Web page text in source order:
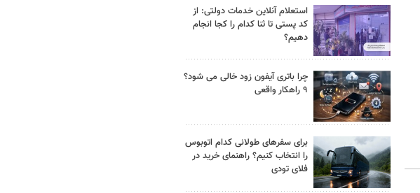
استعلام آنلاین خدمات دولتی: از
کد پستی تا ثنا کدام را کجا انجام
دهیم؟
چرا باتری آیفون زود خالی می شود؟
۹ راهکار واقعی
برای سفرهای طولانی کدام اتوبوس
را انتخاب کنیم؟ راهنمای خرید در
فلای تودی